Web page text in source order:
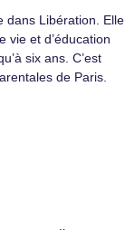
dans Libération. Elle
vie et d’éducation
six ans. C’est
de Paris.